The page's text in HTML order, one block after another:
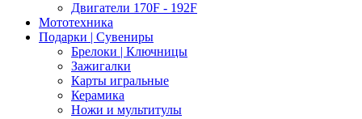
Двигатели 170F - 192F
Мототехника
Подарки | Сувениры
Брелоки | Ключницы
Зажигалки
Карты игральные
Керамика
Ножи и мультитулы